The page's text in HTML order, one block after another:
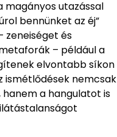
magányos utazással
bennünket az éj”
zeneiséget és
– például a
elvontabb síkon
ismétlődések nemcsak
a hangulatot is